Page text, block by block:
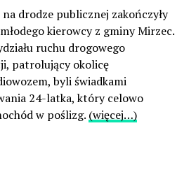
drodze publicznej zakończyły
kierowcy z gminy Mirzec.
ruchu drogowego
patrolujący okolicę
byli świadkami
24-latka, który celowo
w poślizg. (więcej…)